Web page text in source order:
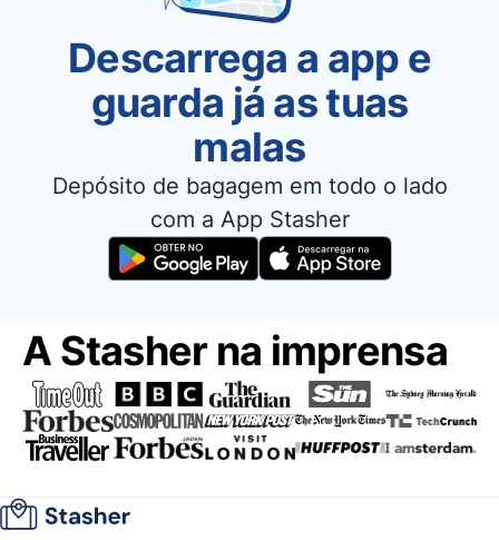
Descarrega a app e
guarda já as tuas
malas
Depósito de bagagem em todo o lado
com a App Stasher
A Stasher na imprensa